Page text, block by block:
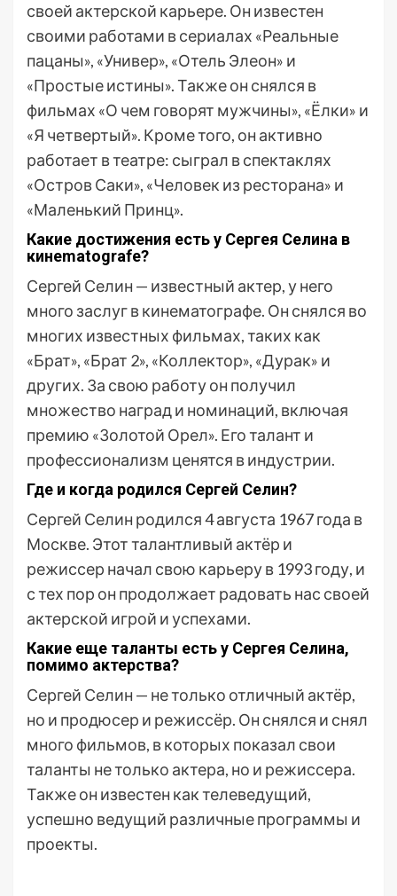
своей актерской карьере. Он известен
своими работами в сериалах «Реальные
пацаны», «Универ», «Отель Элеон» и
«Простые истины». Также он снялся в
фильмах «О чем говорят мужчины», «Ёлки» и
«Я четвертый». Кроме того, он активно
работает в театре: сыграл в спектаклях
«Остров Саки», «Человек из ресторана» и
«Маленький Принц».
Какие достижения есть у Сергея Селина в
кинematografе?
Сергей Селин — известный актер, у него
много заслуг в кинематографе. Он снялся во
многих известных фильмах, таких как
«Брат», «Брат 2», «Коллектор», «Дурак» и
других. За свою работу он получил
множество наград и номинаций, включая
премию «Золотой Орел». Его талант и
профессионализм ценятся в индустрии.
Где и когда родился Сергей Селин?
Сергей Селин родился 4 августа 1967 года в
Москве. Этот талантливый актёр и
режиссер начал свою карьеру в 1993 году, и
с тех пор он продолжает радовать нас своей
актерской игрой и успехами.
Какие еще таланты есть у Сергея Селина,
помимо актерства?
Сергей Селин — не только отличный актёр,
но и продюсер и режиссёр. Он снялся и снял
много фильмов, в которых показал свои
таланты не только актера, но и режиссера.
Также он известен как телеведущий,
успешно ведущий различные программы и
проекты.